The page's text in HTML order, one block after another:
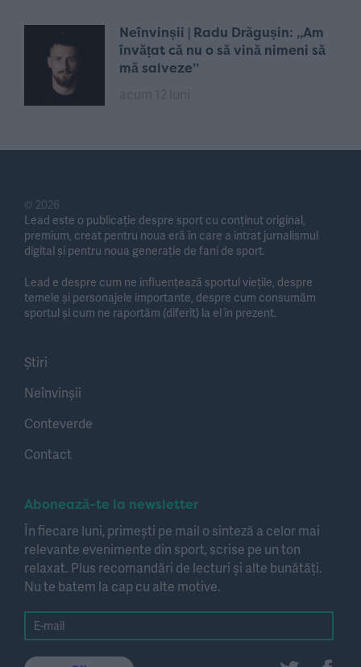
Neînvinșii | Radu Drăgușin: „Am
învățat că nu o să vină nimeni să
mă salveze”
© 2026
Lead este o publicație despre sport cu conținut original,
premium, creat pentru noua eră în care a intrat jurnalismul
digital și pentru noua generație de fani de sport.
Lead e despre cum ne influențează sportul viețile, despre
temele și personajele importante, despre cum consumăm
sportul și cum ne raportăm (diferit) la el în prezent.
Știri
Neînvinșii
Conteverde
Contact
Abonează-te la newsletter
În fiecare luni, primești pe mail o sinteză a celor mai
relevante evenimente din sport, scrise pe un ton
relaxat. Plus recomandări de lecturi și alte bunătăți.
Nu te batem la cap cu alte motive.